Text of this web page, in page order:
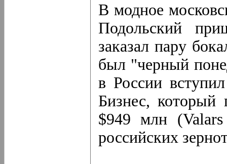
В модное
Подольский
заказал пару
был "черный
в России
Бизнес, который
$949 млн
российских